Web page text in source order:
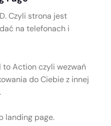
Czyli strona jest
na telefonach i
to Action czyli wezwań
do Ciebie z innej
landing page.